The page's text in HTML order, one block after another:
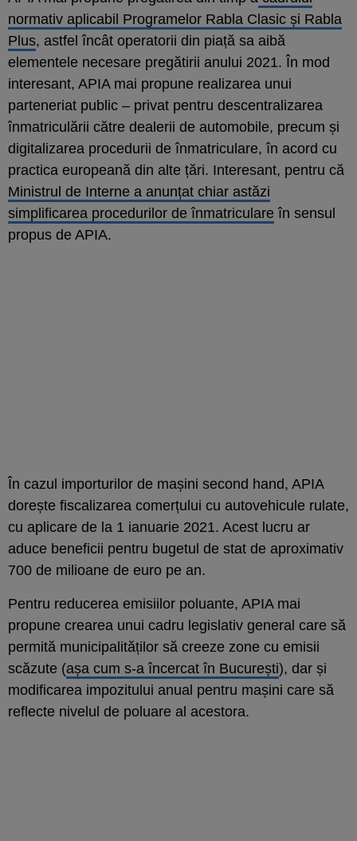
normativ aplicabil Programelor Rabla Clasic și Rabla
Plus, astfel încât operatorii din piață sa aibă
elementele necesare pregătirii anului 2021. În mod
interesant, APIA mai propune realizarea unui
parteneriat public – privat pentru descentralizarea
înmatriculării către dealerii de automobile, precum și
digitalizarea procedurii de înmatriculare, în acord cu
practica europeană din alte țări. Interesant, pentru că
Ministrul de Interne a anunțat chiar astăzi
simplificarea procedurilor de înmatriculare în sensul
propus de APIA.
În cazul importurilor de mașini second hand, APIA
dorește fiscalizarea comerțului cu autovehicule rulate,
cu aplicare de la 1 ianuarie 2021. Acest lucru ar
aduce beneficii pentru bugetul de stat de aproximativ
700 de milioane de euro pe an.
Pentru reducerea emisiilor poluante, APIA mai
propune crearea unui cadru legislativ general care să
permită municipalităților să creeze zone cu emisii
scăzute (așa cum s-a încercat în București), dar și
modificarea impozitului anual pentru mașini care să
reflecte nivelul de poluare al acestora.